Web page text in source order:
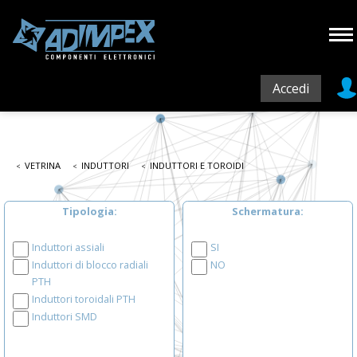
Accedi
VETRINA INDUTTORI INDUTTORI E TOROIDI
Tipologia
Induttori assiali
Induttori di blocco radiali
PTH
Induttori toroidali PTH
Induttori SMD
Schermatura
SI
NO